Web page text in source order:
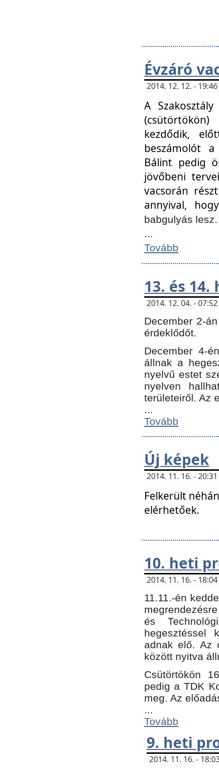
Évzáró
2014. 12. 12. -
A
kezdődik,
beszámolót
Bálint pedig
jövőbeni
vacsorán
annyival,
babgulyás
...
Tovább
13. és
2014. 12. 04. -
December 2-
érdeklődőt.
December 4-
állnak a
nyelvű estet
nyelven
területeiről. Az
...
Tovább
Új képek
2014. 11. 16. -
Felkerült
elérhetőek.
10. heti
2014. 11. 16. -
11.11.-én
és
hegesztéssel
adnak elő. Az
között nyitva
Csütörtökön
pedig a TDK
meg. Az
...
Tovább
9. heti
2014. 11. 16. -